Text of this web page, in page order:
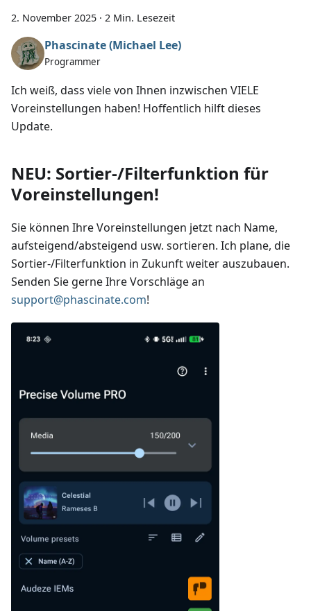
2. November 2025 · 2 Min. Lesezeit
Phascinate (Michael Lee)
Programmer
Ich weiß, dass viele von Ihnen inzwischen VIELE
Voreinstellungen haben! Hoffentlich hilft dieses
Update.
NEU: Sortier-/Filterfunktion für
Voreinstellungen!
Sie können Ihre Voreinstellungen jetzt nach Name,
aufsteigend/absteigend usw. sortieren. Ich plane, die
Sortier-/Filterfunktion in Zukunft weiter auszubauen.
Senden Sie gerne Ihre Vorschläge an
support@phascinate.com!